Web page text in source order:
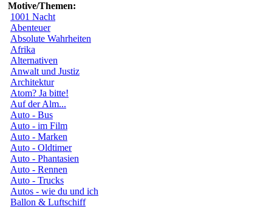
Motive/Themen:
1001 Nacht
Abenteuer
Absolute Wahrheiten
Afrika
Alternativen
Anwalt und Justiz
Architektur
Atom? Ja bitte!
Auf der Alm...
Auto - Bus
Auto - im Film
Auto - Marken
Auto - Oldtimer
Auto - Phantasien
Auto - Rennen
Auto - Trucks
Autos - wie du und ich
Ballon & Luftschiff